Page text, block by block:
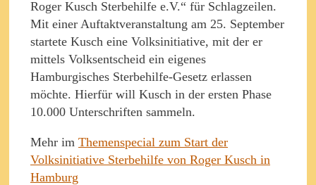
Roger Kusch Sterbehilfe e.V.“ für Schlagzeilen.
Mit einer Auftaktveranstaltung am 25. September
startete Kusch eine Volksinitiative, mit der er
mittels Volksentscheid ein eigenes
Hamburgisches Sterbehilfe-Gesetz erlassen
möchte. Hierfür will Kusch in der ersten Phase
10.000 Unterschriften sammeln.
Mehr im Themenspecial zum Start der
Volksinitiative Sterbehilfe von Roger Kusch in
Hamburg